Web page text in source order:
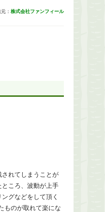
： 株式会社ファンフィール
れてしまうことが
ころ、波動が上手
グなどをして頂く
ものが取れて楽にな